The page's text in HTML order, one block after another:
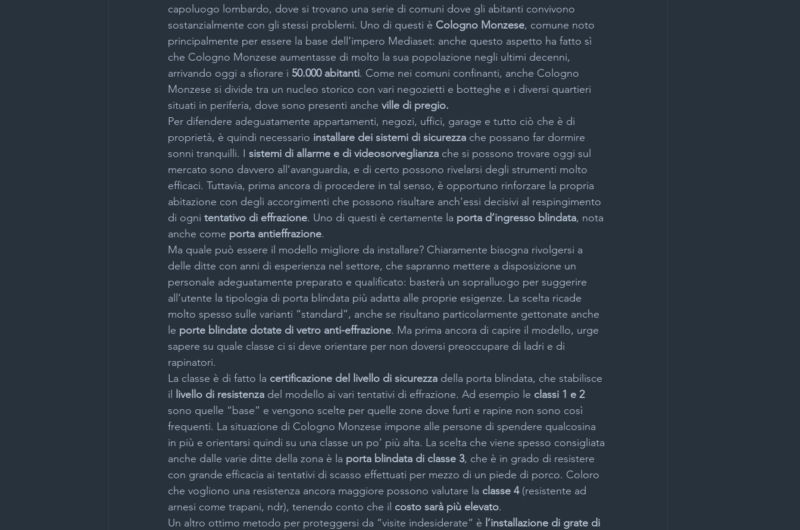
Progettazione impianti di sicurezza Persiane blindate Milano Serrande avvolgibili Milano
Sistemi antintrusione Milano Sistemi antiseqestro
capoluogo lombardo, dove si trovano una serie di comuni dove gli abitanti convivono
sostanzialmente con gli stessi problemi. Uno di questi è Cologno Monzese, comune noto
principalmente per essere la base dell’impero Mediaset: anche questo aspetto ha fatto sì
che Cologno Monzese aumentasse di molto la sua popolazione negli ultimi decenni,
arrivando oggi a sfiorare i 50.000 abitanti. Come nei comuni confinanti, anche Cologno
Monzese si divide tra un nucleo storico con vari negozietti e botteghe e i diversi quartieri
situati in periferia, dove sono presenti anche ville di pregio.
Per difendere adeguatamente appartamenti, negozi, uffici, garage e tutto ciò che è di
proprietà, è quindi necessario installare dei sistemi di sicurezza che possano far dormire
sonni tranquilli. I sistemi di allarme e di videosorveglianza che si possono trovare oggi sul
mercato sono davvero all’avanguardia, e di certo possono rivelarsi degli strumenti molto
efficaci. Tuttavia, prima ancora di procedere in tal senso, è opportuno rinforzare la propria
abitazione con degli accorgimenti che possono risultare anch’essi decisivi al respingimento
di ogni tentativo di effrazione. Uno di questi è certamente la porta d’ingresso blindata, nota
anche come porta antieffrazione.
Ma quale può essere il modello migliore da installare? Chiaramente bisogna rivolgersi a
delle ditte con anni di esperienza nel settore, che sapranno mettere a disposizione un
personale adeguatamente preparato e qualificato: basterà un sopralluogo per suggerire
all’utente la tipologia di porta blindata più adatta alle proprie esigenze. La scelta ricade
molto spesso sulle varianti “standard”, anche se risultano particolarmente gettonate anche
le porte blindate dotate di vetro anti-effrazione. Ma prima ancora di capire il modello, urge
sapere su quale classe ci si deve orientare per non doversi preoccupare di ladri e di
rapinatori.
La classe è di fatto la certificazione del livello di sicurezza della porta blindata, che stabilisce
il
livello di resistenza del modello ai vari tentativi di effrazione. Ad esempio le classi 1 e 2
sono quelle “base” e vengono scelte per quelle zone dove furti e rapine non sono così
frequenti. La situazione di Cologno Monzese impone alle persone di spendere qualcosina
in più e orientarsi quindi su una classe un po’ più alta. La scelta che viene spesso consigliata
anche dalle varie ditte della zona è la porta blindata di classe 3, che è in grado di resistere
con grande efficacia ai tentativi di scasso effettuati per mezzo di un piede di porco. Coloro
che vogliono una resistenza ancora maggiore possono valutare la classe 4 (resistente ad
arnesi come trapani, ndr), tenendo conto che il costo sarà più elevato.
Un altro ottimo metodo per proteggersi da “visite indesiderate” è l’installazione di grate di